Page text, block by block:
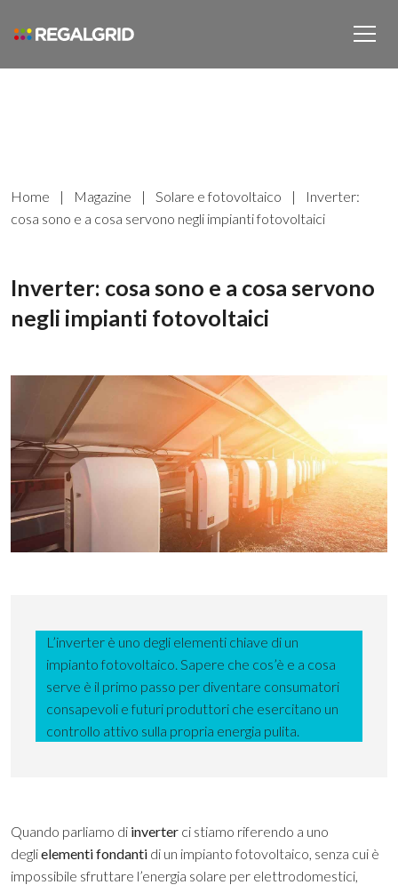
Home | Magazine | Solare e fotovoltaico |
Inverter:
cosa sono e a cosa servono negli impianti fotovoltaici
Inverter: cosa sono e a cosa servono
negli impianti fotovoltaici
L’inverter è uno degli elementi chiave di un
impianto fotovoltaico. Sapere che cos’è e a cosa
serve è il primo passo per diventare consumatori
consapevoli e futuri produttori che esercitano un
controllo attivo sulla propria energia pulita.
Quando parliamo di inverter ci stiamo riferendo a uno
deglielementi fondanti di un impianto fotovoltaico, senza cui è
impossibile sfruttare l’energia solare per elettrodomestici,